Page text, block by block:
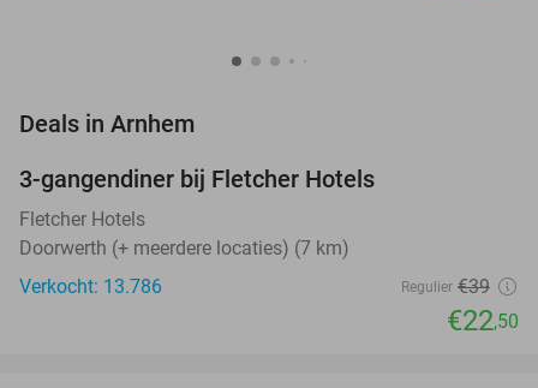
Deals in Arnhem
3-gangendiner bij Fletcher Hotels
Fletcher Hotels
Doorwerth (+ meerdere locaties) (7 km)
Verkocht: 13.786
Regulier €39
€22,50